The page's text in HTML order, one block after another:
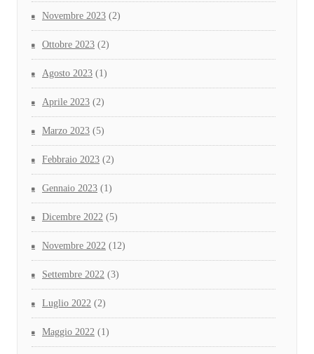
Novembre 2023 (2)
Ottobre 2023 (2)
Agosto 2023 (1)
Aprile 2023 (2)
Marzo 2023 (5)
Febbraio 2023 (2)
Gennaio 2023 (1)
Dicembre 2022 (5)
Novembre 2022 (12)
Settembre 2022 (3)
Luglio 2022 (2)
Maggio 2022 (1)